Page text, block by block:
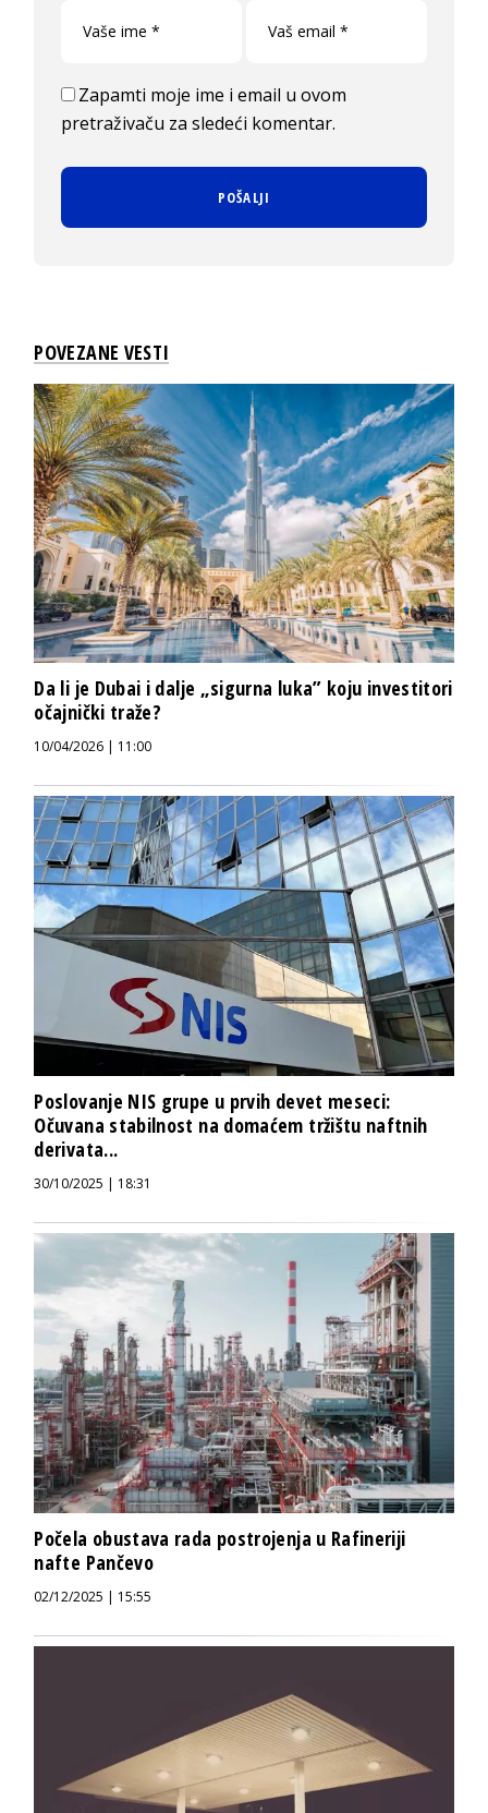
Zapamti moje ime i email u ovom
pretraživaču za sledeći komentar.
POVEZANE VESTI
Da li je Dubai i dalje „sigurna luka” koju investitori
očajnički traže?
10/04/2026 | 11:00
Poslovanje NIS grupe u prvih devet meseci:
Očuvana stabilnost na domaćem tržištu naftnih
derivata...
30/10/2025 | 18:31
Počela obustava rada postrojenja u Rafineriji
nafte Pančevo
02/12/2025 | 15:55